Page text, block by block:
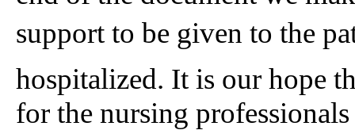
support to be given to the
hospitalized. It is our hope
for the nursing